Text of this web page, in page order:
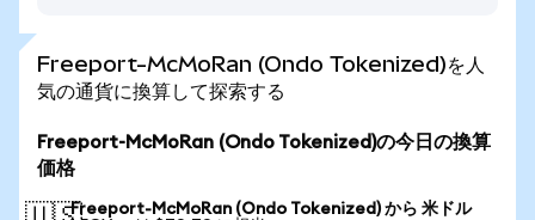
Freeport-McMoRan (Ondo Tokenized)を人
気の通貨に換算して探索する
Freeport-McMoRan (Ondo Tokenized)の今日の換算
価格
Freeport-McMoRan (Ondo Tokenized) から 米ドル